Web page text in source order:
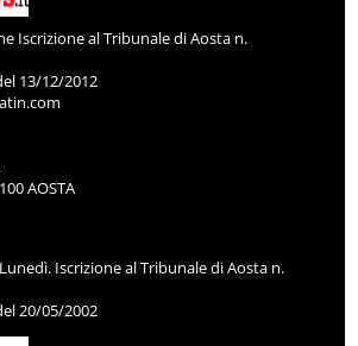
Iscrizione al Tribunale di Aosta n.
13/12/2012
AOSTA
Iscrizione al Tribunale di Aosta n.
20/05/2002